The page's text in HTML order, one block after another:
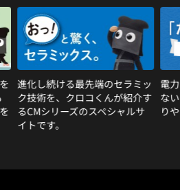
先端のセラミッ
コくんが紹介す
のスペシャルサ
電力を安全に送るた
ない「がいし」とは
りやすく紹介します